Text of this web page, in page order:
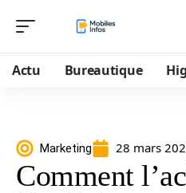
Actu Bureautique
Marketing 28 mars
Comment